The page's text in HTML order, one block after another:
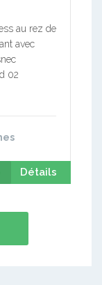
au rez de
avec
02
Détails